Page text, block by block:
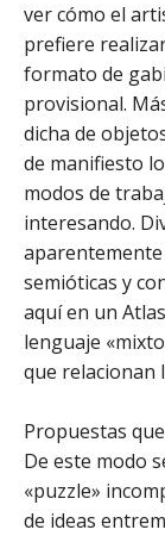
ver cómo el
prefiere
formato de
provisional.
dicha de
de manifiesto
modos de
interesando.
semióticas y
aquí en un
lenguaje
que relacionan
Propuestas
De este modo
«puzzle»
de ideas